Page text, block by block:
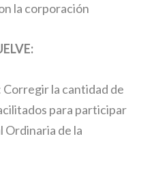
la corporación
Corregir la cantidad de
para participar
Ordinaria de la